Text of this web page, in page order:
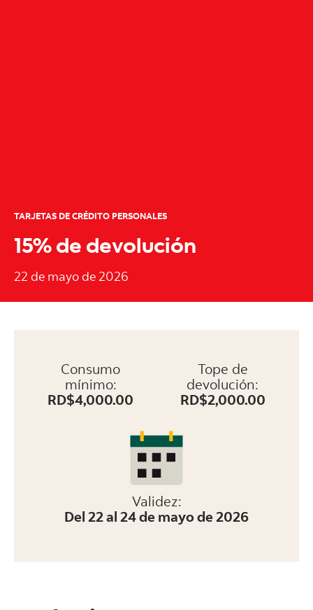
TARJETAS DE CRÉDITO PERSONALES
15% de devolución
22 de mayo de 2026
Consumo
mínimo:
RD$4,000.00
Tope de
devolución:
RD$2,000.00
Validez:
Del 22 al 24 de mayo de 2026